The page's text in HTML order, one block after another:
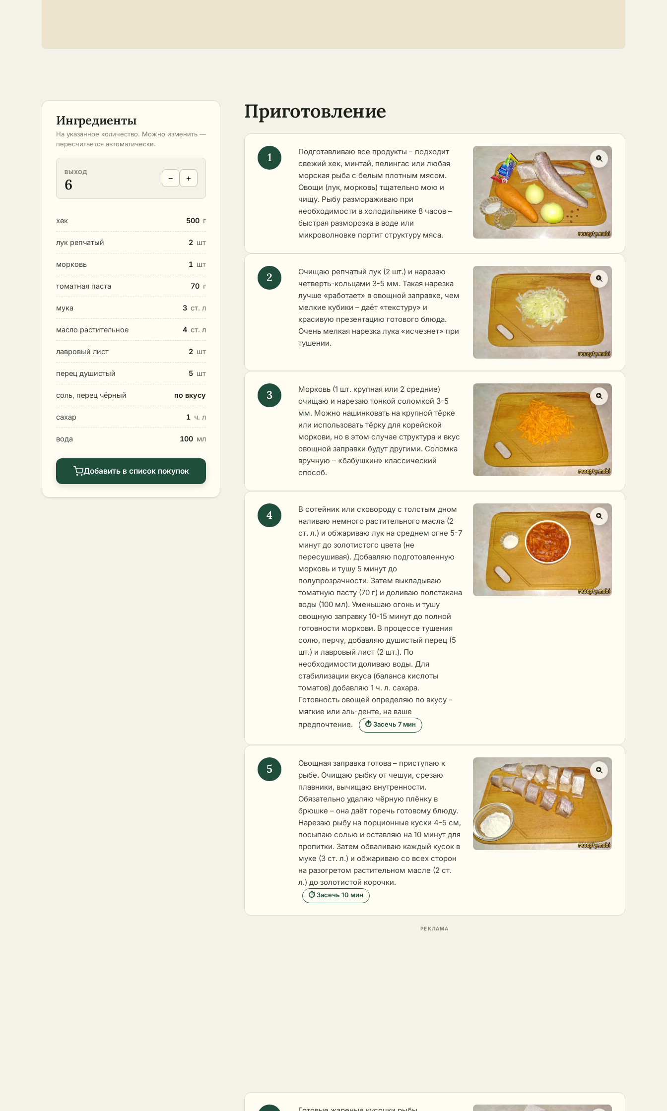
Ингредиенты
На указанное количество. Можно изменить —
пересчитается автоматически.
ВЫХОД
6 − +
хек 500 г
лук репчатый 2 шт
морковь 1 шт
томатная паста 70 г
мука 3 ст. л
масло растительное 4 ст. л
лавровый лист 2 шт
перец душистый 5 шт
соль, перец чёрный по вкусу
сахар 1 ч. л
вода 100 мл
Добавить в список покупок
Приготовление
Подготавливаю все продукты – подходит
свежий хек, минтай, пелингас или любая
морская рыба с белым плотным мясом.
Овощи (лук, морковь) тщательно мою и
чищу. Рыбу размораживаю при
необходимости в холодильнике 8 часов –
быстрая разморозка в воде или
микроволновке портит структуру мяса.
Очищаю репчатый лук (2 шт.) и нарезаю
четверть-кольцами 3-5 мм. Такая нарезка
лучше «работает» в овощной заправке, чем
мелкие кубики – даёт «текстуру» и
красивую презентацию готового блюда.
Очень мелкая нарезка лука «исчезнет» при
тушении.
Морковь (1 шт. крупная или 2 средние)
очищаю и нарезаю тонкой соломкой 3-5
мм. Можно нашинковать на крупной тёрке
или использовать тёрку для корейской
моркови, но в этом случае структура и вкус
овощной заправки будут другими. Соломка
вручную – «бабушкин» классический
способ.
В сотейник или сковороду с толстым дном
наливаю немного растительного масла (2
ст. л.) и обжариваю лук на среднем огне 5-7
минут до золотистого цвета (не
пересушивая). Добавляю подготовленную
морковь и тушу 5 минут до
полупрозрачности. Затем выкладываю
томатную пасту (70 г) и доливаю полстакана
воды (100 мл). Уменьшаю огонь и тушу
овощную заправку 10-15 минут до полной
готовности моркови. В процессе тушения
солю, перчу, добавляю душистый перец (5
шт.) и лавровый лист (2 шт.). По
необходимости доливаю воды. Для
стабилизации вкуса (баланса кислоты
томатов) добавляю 1 ч. л. сахара.
Готовность овощей определяю по вкусу –
мягкие или аль-денте, на ваше
предпочтение.
⏱ Засечь 7 мин
Овощная заправка готова – приступаю к
рыбе. Очищаю рыбку от чешуи, срезаю
плавники, вычищаю внутренности.
Обязательно удаляю чёрную плёнку в
брюшке – она даёт горечь готовому блюду.
Нарезаю рыбу на порционные куски 4-5 см,
посыпаю солью и оставляю на 10 минут для
пропитки. Затем обваливаю каждый кусок в
муке (3 ст. л.) и обжариваю со всех сторон
на разогретом растительном масле (2 ст.
л.) до золотистой корочки.
⏱ Засечь 10 мин